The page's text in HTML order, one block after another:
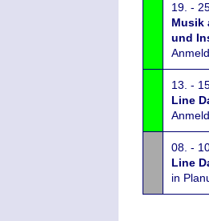
19. -
Musik
und
13. -
Line
08. -
Line
in